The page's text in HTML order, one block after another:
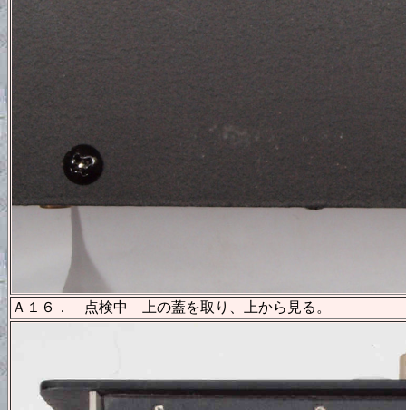
Ａ１６． 点検中 上の蓋を取り、上から見る。